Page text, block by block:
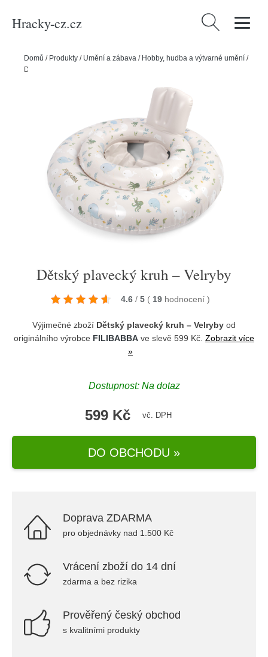
Hracky-cz.cz Vyhledávání
Domů / Produkty / Umění a zábava / Hobby, hudba a výtvarné umění /
Dětský plavecký kruh – Velryby
Dětský plavecký kruh – Velryby
4.6 / 5 ( 19 hodnocení )
Výjimečné zboží Dětský plavecký kruh – Velryby od
originálního výrobce FILIBABBA ve slevě 599 Kč. Zobrazit více
»
Dostupnost: Na dotaz
599 Kč vč. DPH
DO OBCHODU »
Doprava ZDARMA
pro objednávky nad 1.500 Kč
Vrácení zboží do 14 dní
zdarma a bez rizika
Prověřený český obchod
s kvalitními produkty